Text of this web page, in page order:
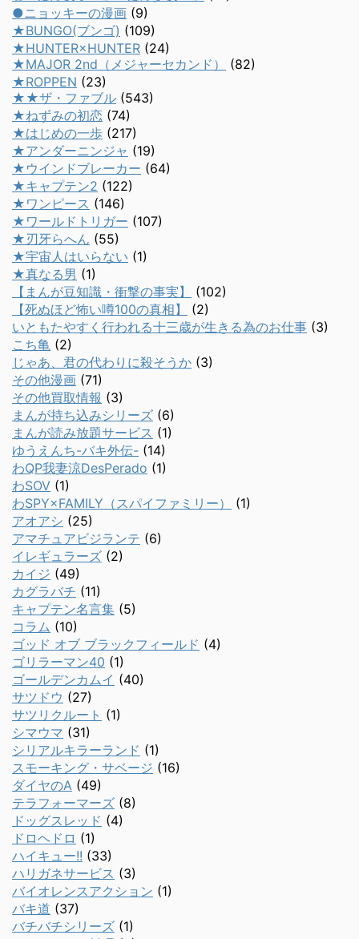
●ニョッキーの漫画 (9)
★BUNGO(ブンゴ) (109)
★HUNTER×HUNTER (24)
★MAJOR 2nd（メジャーセカンド）
(82)
★ROPPEN (23)
★★ザ・ファブル (543)
★ねずみの初恋 (74)
★はじめの一歩 (217)
★アンダーニンジャ (19)
★ウインドブレーカー (64)
★キャプテン2 (122)
★ワンピース (146)
★ワールドトリガー (107)
★刃牙らへん (55)
★宇宙人はいらない (1)
★真なる男 (1)
【まんが豆知識・衝撃の事実】
(102)
【死ぬほど怖い噂100の真相】
(2)
いともたやすく行われる十三歳が生きる為のお仕事 (3)
こち亀 (2)
じゃあ、君の代わりに殺そうか (3)
その他漫画 (71)
その他買取情報 (3)
まんが持ち込みシリーズ (6)
まんが読み放題サービス (1)
ゆうえんち-バキ外伝- (14)
わQP我妻涼DesPerado (1)
わSOV (1)
わSPY×FAMILY（スパイファミリー）
(1)
アオアシ (25)
アマチュアビジランテ (6)
イレギュラーズ (2)
カイジ (49)
カグラバチ (11)
キャプテン名言集 (5)
コラム (10)
ゴッド オブ ブラックフィールド (4)
ゴリラーマン40 (1)
ゴールデンカムイ (40)
サツドウ (27)
サツリクルート (1)
シマウマ (31)
シリアルキラーランド (1)
スモーキング・サベージ (16)
ダイヤのA (49)
テラフォーマーズ (8)
ドッグスレッド (4)
ドロヘドロ (1)
ハイキュー!! (33)
ハリガネサービス (3)
バイオレンスアクション (1)
バキ道 (37)
バチバチシリーズ (1)